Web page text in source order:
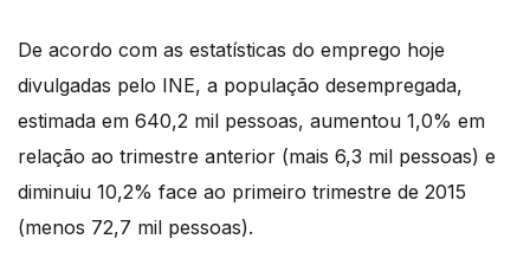
De acordo com as estatísticas do emprego hoje
divulgadas pelo INE, a população desempregada,
estimada em 640,2 mil pessoas, aumentou 1,0% em
relação ao trimestre anterior (mais 6,3 mil pessoas) e
diminuiu 10,2% face ao primeiro trimestre de 2015
(menos 72,7 mil pessoas).